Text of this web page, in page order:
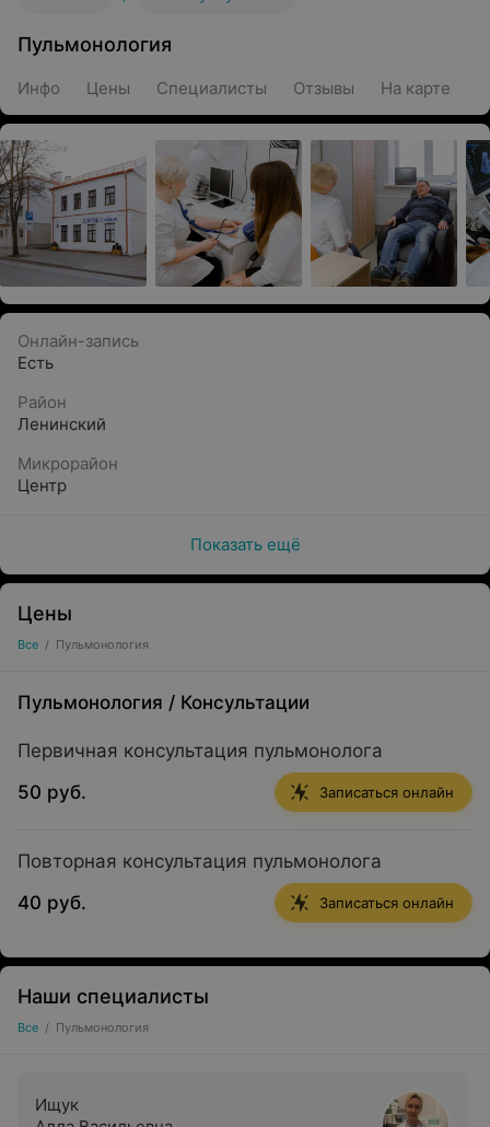
Пульмонология
Инфо Цены Специалисты Отзывы На карте
Онлайн-запись
Есть
Район
Ленинский
Микрорайон
Центр
Показать ещё
Цены
Все / Пульмонология
Пульмонология / Консультации
Первичная консультация пульмонолога
50 руб.
Записаться онлайн
Повторная консультация пульмонолога
40 руб.
Записаться онлайн
Наши специалисты
Все / Пульмонология
Ищук